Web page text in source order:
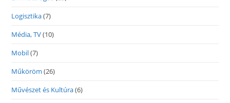
Logisztika(7)
Média, TV(10)
Mobil(7)
Műköröm (26)
Művészet és Kultúra(6)